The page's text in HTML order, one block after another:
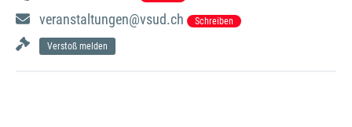
veranstaltungen@vsud.ch Schreiben
Verstoß melden